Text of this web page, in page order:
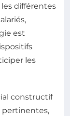
différentes
est
les
constructif
pertinentes,